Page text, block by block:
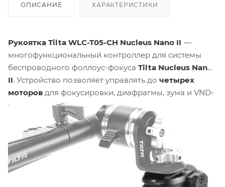
ОПИСАНИЕ ХАРАКТЕРИСТИКИ
Рукоятка Tilta WLC-T05-CH Nucleus Nano II —
многофункциональный контроллер для системы
беспроводного фоллоус-фокуса Tilta Nucleus Nano
II. Устройство позволяет управлять до четырех
моторов для фокусировки, диафрагмы, зума и VND-
фильтра Mirage при совместном использовании с
ручным колесом. Рукоятка оснащена
фокусировочным дискомна передней панели и
джойстиком, которые обеспечивают точный
контроль параметров съемки. Вес рукоятки
составляет
190 x 140 x 89 мм.
Алюминиево-стальная конструкциягарантирует